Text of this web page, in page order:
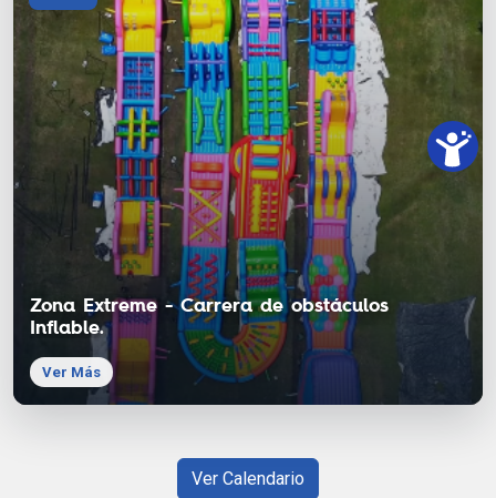
Zona Extreme - Carrera de obstáculos
Inflable.
Ver Más
Ver Calendario